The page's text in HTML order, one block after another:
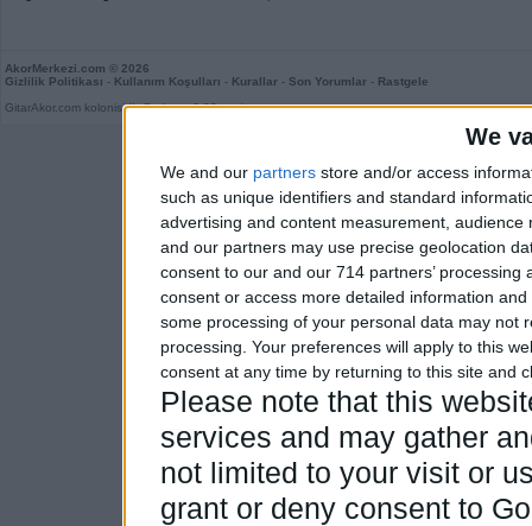
We
We and our partners store and/or access
such as unique identifiers and standard
advertising and content measurement,
and our partners may use precise geolocation
consent to our and our 714 partners’
consent or access more detailed information
some processing of your personal data may not
processing. Your preferences will apply to this
consent at any time by returning to this site and
Please note that this
services and may gather
not limited to your visit or
grant or deny consent to
AkorMerkezi.com © 2026
Gizlilik Politikası - Kullanım Koşulları - Kurallar - Son Yorumlar - Rastgele
GitarAkor.com kolonisidir. Derleme 0,03 saniye.